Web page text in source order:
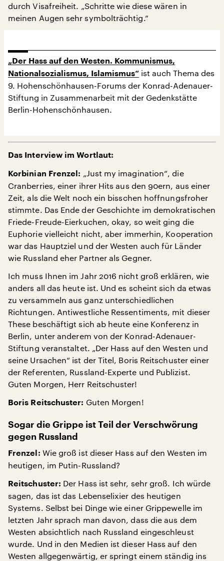
durch Visafreiheit. „Schritte wie diese wären in
meinen Augen sehr symbolträchtig.“
„Der Hass auf den Westen. Kommunismus,
Nationalsozialismus, Islamismus“ ist auch Thema des
9. Hohenschönhausen-Forums der Konrad-Adenauer-
Stiftung in Zusammenarbeit mit der Gedenkstätte
Berlin-Hohenschönhausen.
Das Interview im Wortlaut:
Korbinian Frenzel: „Just my imagination“, die
Cranberries, einer ihrer Hits aus den 90ern, aus einer
Zeit, als die Welt noch ein bisschen hoffnungsfroher
stimmte. Das Ende der Geschichte im demokratischen
Friede-Freude-Eierkuchen, okay, so weit ging die
Euphorie vielleicht nicht, aber immerhin, Kooperation
war das Hauptziel und der Westen auch für Länder
wie Russland eher Partner als Gegner.
Ich muss Ihnen im Jahr 2016 nicht groß erklären, wie
anders all das heute ist. Und es scheint sich da etwas
zu versammeln aus ganz unterschiedlichen
Richtungen. Antiwestliche Ressentiments, mit dieser
These beschäftigt sich ab heute eine Konferenz in
Berlin, unter anderem von der Konrad-Adenauer-
Stiftung veranstaltet. „Der Hass auf den Westen und
seine Ursachen“ ist der Titel, Boris Reitschuster einer
der Referenten, Russland-Experte und Publizist.
Guten Morgen, Herr Reitschuster!
Boris Reitschuster: Guten Morgen!
Sogar die Grippe ist Teil der Verschwörung
gegen Russland
Frenzel: Wie groß ist dieser Hass auf den Westen im
heutigen, im Putin-Russland?
Reitschuster: Der Hass ist sehr, sehr groß. Ich würde
sagen, das ist das Lebenselixier des heutigen
Systems. Selbst bei Dinge wie einer Grippewelle im
letzten Jahr sprach man davon, dass die aus dem
Westen absichtlich nach Russland eingeschleust
wurde. Und in den Medien ist dieser Hass auf den
Westen allgegenwärtig, er springt einem ständig ins